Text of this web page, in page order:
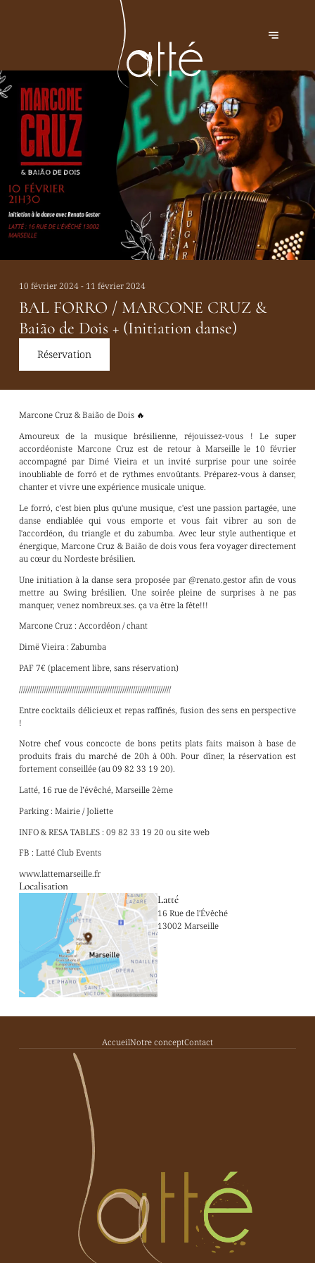
10 février 2024 - 11 février 2024
BAL FORRO / MARCONE CRUZ &
Baião de Dois + (Initiation danse)
Réservation
Marcone Cruz & Baião de Dois 🔥
Amoureux de la musique brésilienne, réjouissez-vous ! Le super
accordéoniste Marcone Cruz est de retour à Marseille le 10 février
accompagné par Dimé Vieira et un invité surprise pour une soirée
inoubliable de forró et de rythmes envoûtants. Préparez-vous à danser,
chanter et vivre une expérience musicale unique.
Le forró, c'est bien plus qu'une musique, c'est une passion partagée, une
danse endiablée qui vous emporte et vous fait vibrer au son de
l'accordéon, du triangle et du zabumba. Avec leur style authentique et
énergique, Marcone Cruz & Baião de dois vous fera voyager directement
au cœur du Nordeste brésilien.
Une initiation à la danse sera proposée par @renato.gestor afin de vous
mettre au Swing brésilien. Une soirée pleine de surprises à ne pas
manquer, venez nombreux.ses. ça va être la fête!!!
Marcone Cruz : Accordéon / chant
Dimë Vieira : Zabumba
PAF 7€ (placement libre, sans réservation)
////////////////////////////////////////////////////////////////////////
Entre cocktails délicieux et repas raffinés, fusion des sens en perspective
!
Notre chef vous concocte de bons petits plats faits maison à base de
produits frais du marché de 20h à 00h. Pour dîner, la réservation est
fortement conseillée (au 09 82 33 19 20).
Latté, 16 rue de l’évêché, Marseille 2ème
Parking : Mairie / Joliette
INFO & RESA TABLES : 09 82 33 19 20 ou site web
FB : Latté Club Events
www.lattemarseille.fr
Localisation
Latté
16 Rue de l'Évêché
13002 Marseille
AccueilNotre conceptContact